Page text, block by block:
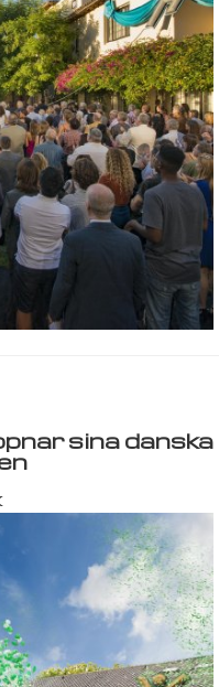
sina danska